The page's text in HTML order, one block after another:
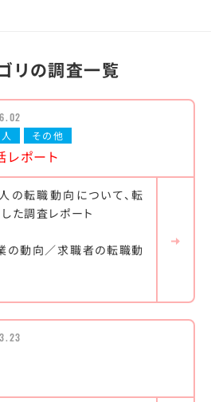
リの調査一覧
その他
レポート
の転職動向について、転
た調査レポート
の動向／求職者の転職動